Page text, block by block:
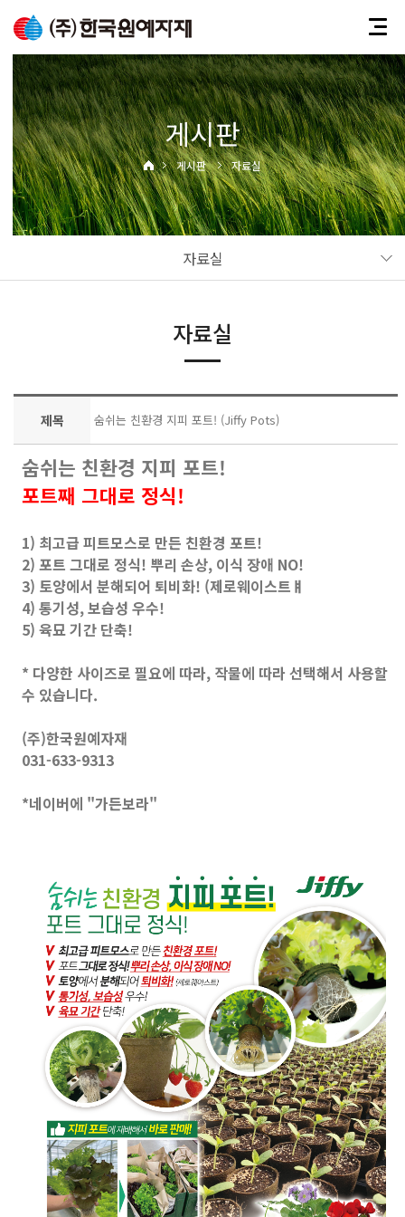
게시판
게시판 자료실
자료실
자료실
제목 숨쉬는 친환경 지피 포트! (Jiffy Pots)
숨쉬는 친환경 지피 포트!
포트째 그대로 정식!
1) 최고급 피트모스로 만든 친환경 포트!
2) 포트 그대로 정식! 뿌리 손상, 이식 장애 NO!
3) 토양에서 분해되어 퇴비화! (제로웨이스트ㅒ
4) 통기성, 보습성 우수!
5) 육묘 기간 단축!
* 다양한 사이즈로 필요에 따라, 작물에 따라 선택해서 사용할
수 있습니다.
(주)한국원예자재
031-633-9313
*네이버에 "가든보라"